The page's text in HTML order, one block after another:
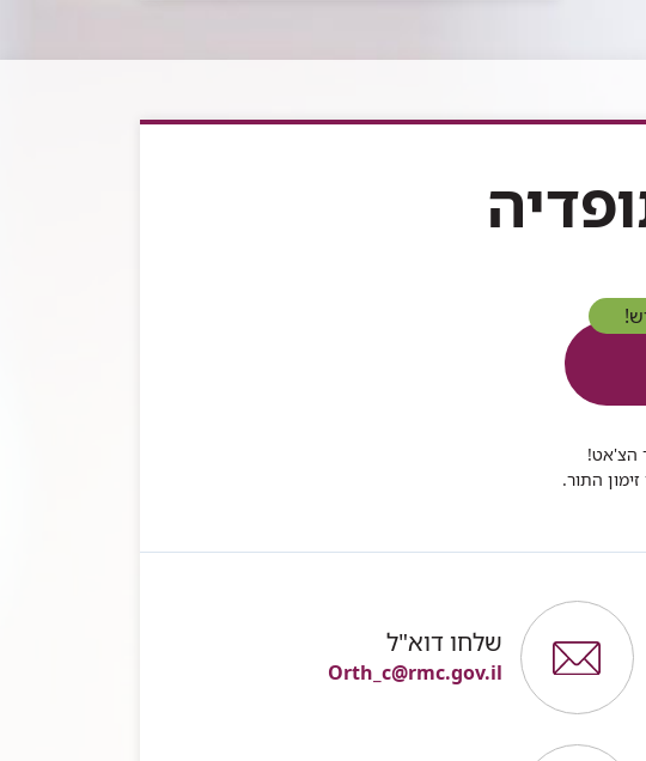
הצ'אט!
התור.
שלחו דוא"ל
Orth_c@rmc.gov.il